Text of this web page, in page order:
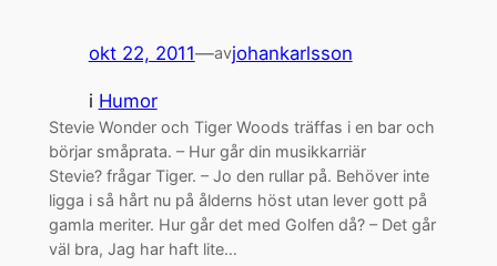
okt 22, 2011—avjohankarlsson
i Humor
Stevie Wonder och Tiger Woods träffas i en bar och
börjar småprata. – Hur går din musikkarriär
Stevie? frågar Tiger. – Jo den rullar på. Behöver inte
ligga i så hårt nu på ålderns höst utan lever gott på
gamla meriter. Hur går det med Golfen då? – Det går
väl bra, Jag har haft lite…